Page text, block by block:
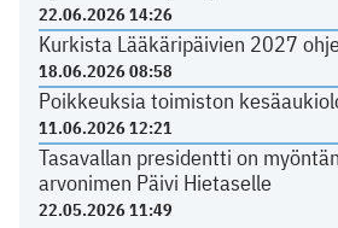
22.06.2026 14:26
Kurkista Lääkäripäivien 2027
18.06.2026 08:58
Poikkeuksia toimiston
11.06.2026 12:21
Tasavallan presidentti on
arvonimen Päivi Hietaselle
22.05.2026 11:49